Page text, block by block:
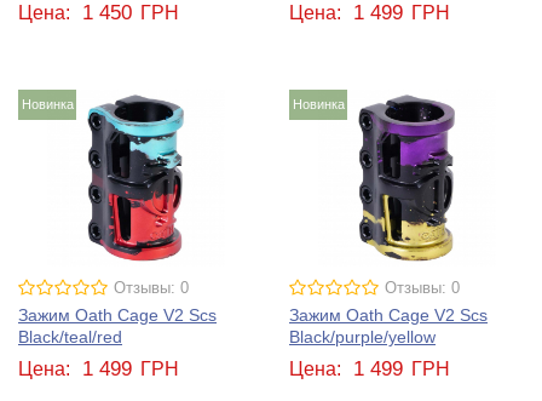
Цена: 1 450 ГРН Цена: 1 499 ГРН
Новинка
Отзывы: 0
Зажим Oath Cage V2 Scs
Black/teal/red
Цена: 1 499 ГРН
Новинка
Отзывы: 0
Зажим Oath Cage V2 Scs
Black/purple/yellow
Цена: 1 499 ГРН